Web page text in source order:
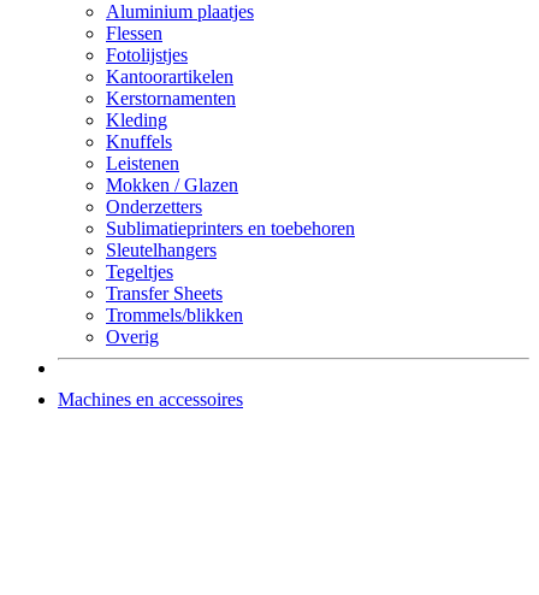
Aluminium plaatjes
Flessen
Fotolijstjes
Kantoorartikelen
Kerstornamenten
Kleding
Knuffels
Leistenen
Mokken / Glazen
Onderzetters
Sublimatieprinters en toebehoren
Sleutelhangers
Tegeltjes
Transfer Sheets
Trommels/blikken
Overig
Machines en accessoires